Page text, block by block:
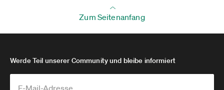
Zum Seitenanfang
Werde Teil unserer Community und bleibe informiert